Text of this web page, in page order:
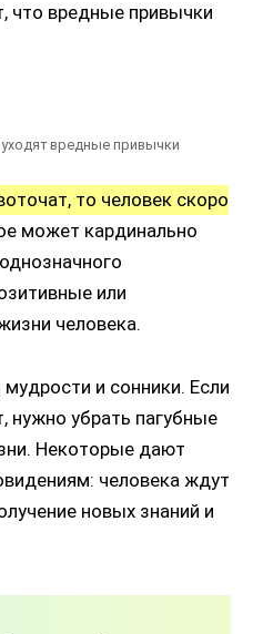
что вредные привычки
вредные привычки
то человек скоро
может кардинально
или
человека.
и сонники. Если
нужно убрать пагубные
Некоторые дают
человека ждут
новых знаний и